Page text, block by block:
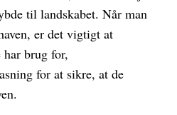
til landskabet. Når man
er det vigtigt at
har brug for,
for at sikre, at de